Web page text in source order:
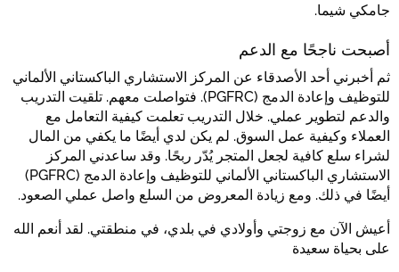
جامكي شيما.
أصبحت ناجحًا مع الدعم
ثم أخبرني أحد الأصدقاء عن المركز الاستشاري الباكستاني الألماني
للتوظيف وإعادة الدمج (PGFRC). فتواصلت معهم. تلقيت التدريب
والدعم لتطوير عملي. خلال التدريب تعلمت كيفية التعامل مع
العملاء وكيفية عمل السوق. لم يكن لدي أيضًا ما يكفي من المال
لشراء سلع كافية لجعل المتجر يُدّر ربحًا. وقد ساعدني المركز
الاستشاري الباكستاني الألماني للتوظيف وإعادة الدمج (PGFRC)
أيضًا في ذلك. ومع زيادة المعروض من السلع واصل عملي الصعود.
أعيش الآن مع زوجتي وأولادي في بلدي، في منطقتي. لقد أنعم الله
على بحياة سعيدة